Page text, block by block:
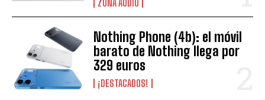
ZONA AUDIO
Nothing Phone (4b): el móvil
barato de Nothing llega por
329 euros
¡DESTACADOS!